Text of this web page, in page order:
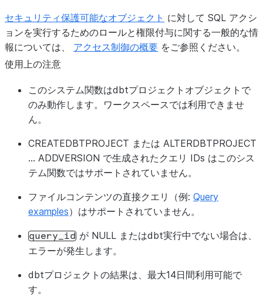
セキュリティ保護可能なオブジェクト に対して SQL アクシ
ョンを実行するためのロールと権限付与に関する一般的な情
報については、 アクセス制御の概要 をご参照ください。
使用上の注意
このシステム関数はdbtプロジェクトオブジェクトで
のみ動作します。ワークスペースでは利用できませ
ん。
CREATEDBTPROJECT または ALTERDBTPROJECT
... ADDVERSION で生成されたクエリ IDs はこのシス
テム関数ではサポートされていません。
ファイルコンテンツの直接クエリ（例: Query
examples）はサポートされていません。
query_id が NULL またはdbt実行中でない場合は、
エラーが発生します。
dbtプロジェクトの結果は、最大14日間利用可能で
す。